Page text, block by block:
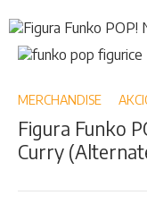
Skip
to
the
of
images
gallery
Skip
to
beginning
the
images
MERCHANDISE
Figura Funko
Curry